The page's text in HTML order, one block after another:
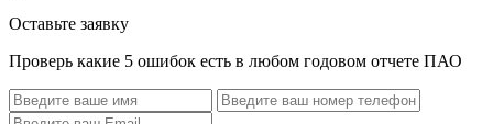
Оставьте заявку
Проверь какие 5 ошибок есть в любом годовом отчете ПАО